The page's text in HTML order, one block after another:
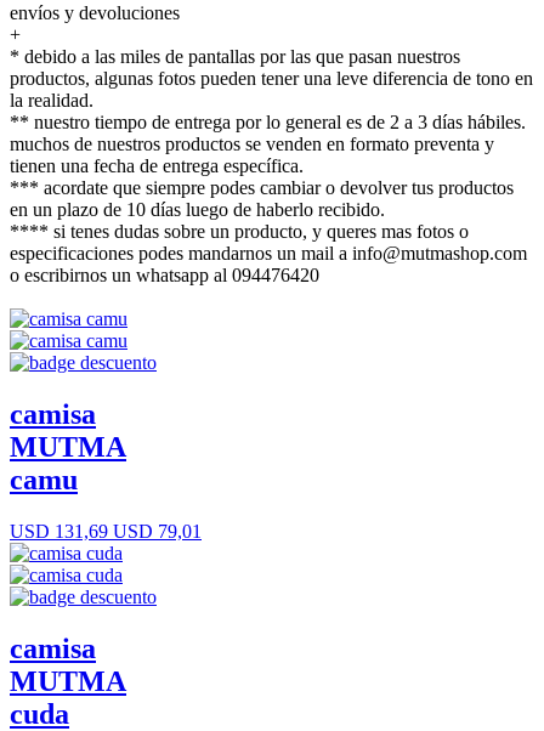
envíos y devoluciones
+
* debido a las miles de pantallas por las que pasan nuestros
productos, algunas fotos pueden tener una leve diferencia de tono en
la realidad.
** nuestro tiempo de entrega por lo general es de 2 a 3 días hábiles.
muchos de nuestros productos se venden en formato preventa y
tienen una fecha de entrega específica.
*** acordate que siempre podes cambiar o devolver tus productos
en un plazo de 10 días luego de haberlo recibido.
**** si tenes dudas sobre un producto, y queres mas fotos o
especificaciones podes mandarnos un mail a info@mutmashop.com
o escribirnos un whatsapp al 094476420
camisa
MUTMA
camu
USD 131,69 USD 79,01
camisa
MUTMA
cuda